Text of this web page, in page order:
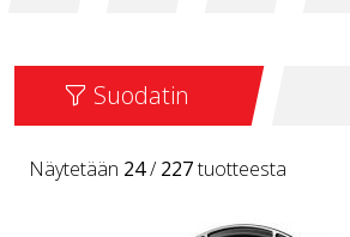
Suodatin
Näytetään 24/227tuotteesta